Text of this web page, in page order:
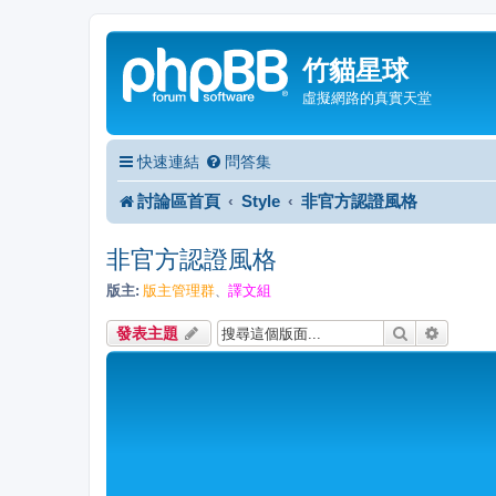
竹貓星球
虛擬網路的真實天堂
快速連結 問答集
討論區首頁 Style 非官方認證風格
非官方認證風格
版主: 版主管理群 譯文組
發表主題 搜尋